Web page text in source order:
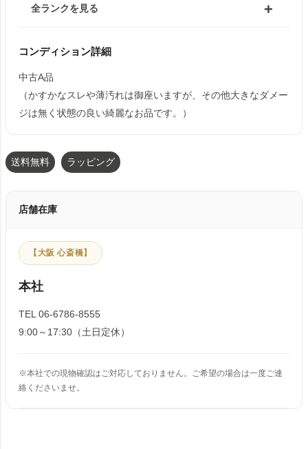
全ランクを見る
コンディション詳細
中古A品
（かすかなスレや薄汚れは御座いますが、その他大きなダメー
ジは無く状態の良い綺麗なお品です。）
送料無料 ラッピング
店舗在庫
【大阪 心斎橋】
本社
TEL 06-6786-8555
9:00～17:30（土日定休）
※本社での現物確認はご対応しておりません。ご希望の場合は一度ご連
絡くださいませ。